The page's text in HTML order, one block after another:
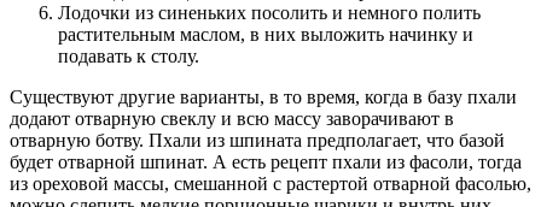
Лодочки из синеньких посолить и немного полить
растительным маслом, в них выложить начинку и
подавать к столу.
Существуют другие варианты, в то время, когда в базу пхали
додают отварную свеклу и всю массу заворачивают в
отварную ботву. Пхали из шпината предполагает, что базой
будет отварной шпинат. А есть рецепт пхали из фасоли, тогда
из ореховой массы, смешанной с растертой отварной фасолью,